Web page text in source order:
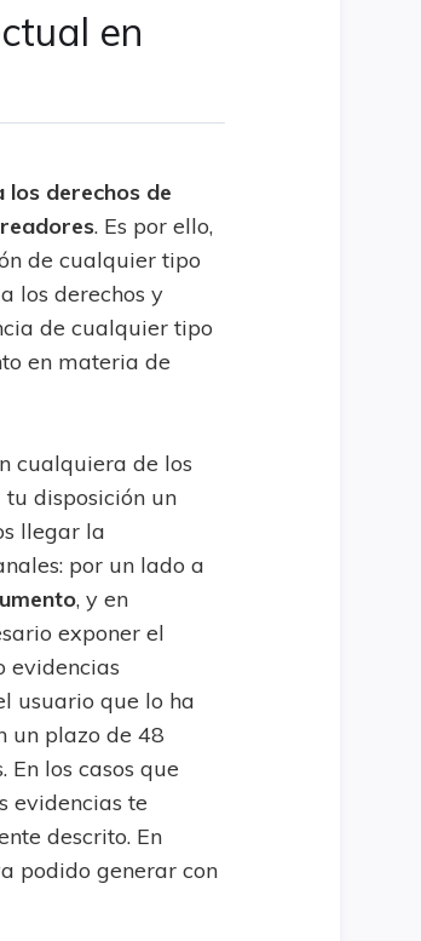
en
derechos de
. Es por ello,
de cualquier tipo
los derechos y
de cualquier tipo
en materia de
cualquiera de los
disposición un
llegar la
por un lado a
, y en
exponer el
evidencias
usuario que lo ha
un plazo de 48
los casos que
evidencias te
descrito. En
podido generar con